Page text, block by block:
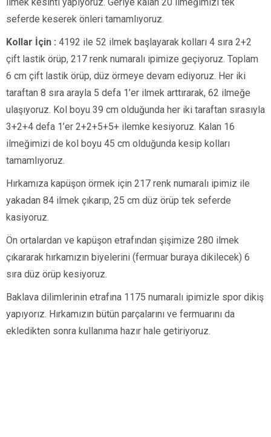
seferde keserek önleri tamamlıyoruz.
Kollar İçin : 4192 ile 52 ilmek başlayarak kolları 4 sıra 2+2
çift lastik örüp, 217 renk numaralı ipimize geçiyoruz. Toplam
6 cm çift lastik örüp, düz örmeye devam ediyoruz. Her iki
taraftan 8 sıra arayla 5 defa 1’er ilmek arttırarak, 62 ilmeğe
ulaşıyoruz. Kol boyu 39 cm olduğunda her iki taraftan sırasıyla
3+2+4 defa 1’er 2+2+5+5+ ilemke kesiyoruz. Kalan 16
ilmeğimizi de kol boyu 45 cm olduğunda kesip kolları
tamamlıyoruz.
Hırkamıza kapüşon örmek için 217 renk numaralı ipimiz ile
yakadan 84 ilmek çıkarıp, 25 cm düz örüp tek seferde
kasiyoruz.
Ön ortalardan ve kapüşon etrafından şişimize 280 ilmek
çıkararak hırkamızın biyelerini (fermuar buraya dikilecek) 6
sıra düz örüp kesiyoruz.
Baklava dilimlerinin etrafına 1175 numaralı ipimizle spor dikiş
yapıyorız. Hırkamızın bütün parçalarını ve fermuarını da
ekledikten sonra kullanıma hazır hale getiriyoruz.